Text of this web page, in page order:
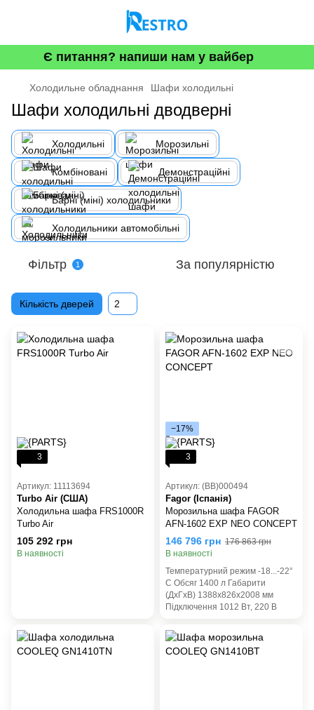
Є питання? напиши нам у вайбер
Холодильне обладнання Шафи холодильні
Шафи холодильні дводверні
Холодильні Морозильнi
Комбіновані Демонстраційні
Барні (міні) холодильники
Холодильники автомобільні
Фільтр 1 За популярністю
Кількість дверей 2
3
Артикул: 11113694
Turbo Air (США)
Холодильна шафа FRS1000R
Turbo Air
105 292 грн
В наявності
−17%
3
Артикул: (BB)000494
Fagor (Іспанія)
Морозильна шафа FAGOR
AFN-1602 EXP NEO CONCEPT
146 796 грн 176 863 грн
В наявності
Температурний режим -18...-22°
С Обсяг 1400 л Габарити
(ДхГхВ) 1388x826x2008 мм
Підключення 1012 Вт, 220 В